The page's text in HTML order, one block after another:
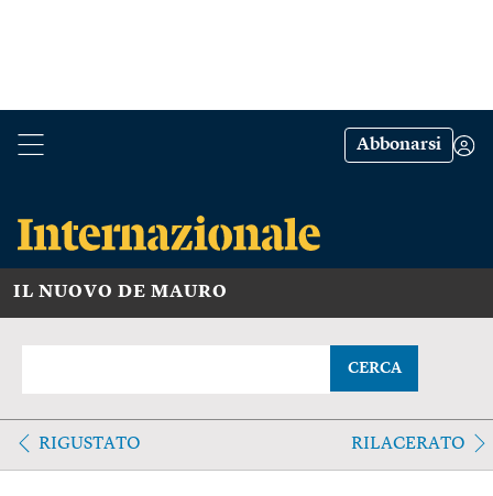
Abbonarsi
IL NUOVO DE MAURO
CERCA
RIGUSTATO RILACERATO